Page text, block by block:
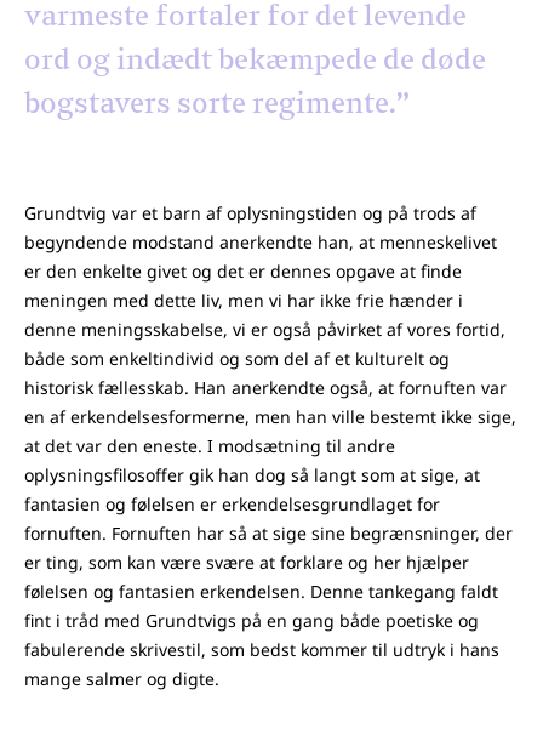
varmeste fortaler for det levende
ord og indædt bekæmpede de døde
bogstavers sorte regimente.”
Grundtvig var et barn af oplysningstiden og på trods af
begyndende modstand anerkendte han, at menneskelivet
er den enkelte givet og det er dennes opgave at finde
meningen med dette liv, men vi har ikke frie hænder i
denne meningsskabelse, vi er også påvirket af vores fortid,
både som enkeltindivid og som del af et kulturelt og
historisk fællesskab. Han anerkendte også, at fornuften var
en af erkendelsesformerne, men han ville bestemt ikke sige,
at det var den eneste. I modsætning til andre
oplysningsfilosoffer gik han dog så langt som at sige, at
fantasien og følelsen er erkendelsesgrundlaget for
fornuften. Fornuften har så at sige sine begrænsninger, der
er ting, som kan være svære at forklare og her hjælper
følelsen og fantasien erkendelsen. Denne tankegang faldt
fint i tråd med Grundtvigs på en gang både poetiske og
fabulerende skrivestil, som bedst kommer til udtryk i hans
mange salmer og digte.